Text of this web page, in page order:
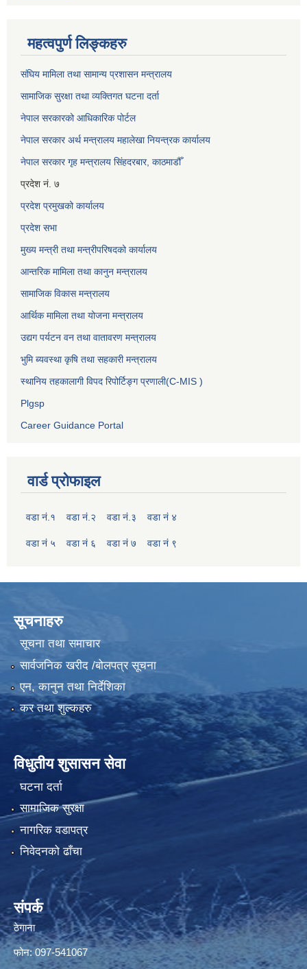
महत्वपुर्ण लिङ्कहरु
संघिय मामिला तथा सामान्य प्रशासन मन्त्रालय
सामाजिक सुरक्षा तथा व्यक्तिगत घटना दर्ता
नेपाल सरकारको आधिकारिक पोर्टल
नेपाल सरकार अर्थ मन्त्रालय महालेखा नियन्त्रक कार्यालय
नेपाल सरकार गृह मन्त्रालय सिंहदरबार, काठमाडौँ
प्रदेश नं. ७
प्रदेश प्रमुखको कार्यालय
प्रदेश सभा
मुख्य मन्त्री तथा मन्त्रीपरिषदको कार्यालय
आन्तरिक मामिला तथा कानुन मन्त्रालय
सामाजिक विकास मन्त्रालय
आर्थिक मामिला तथा योजना मन्त्रालय
उद्यग पर्यटन वन तथा वातावरण मन्त्रालय
भुमि ब्यवस्था कृषि तथा सहकारी मन्त्रालय
स्थानिय तहकालागी विपद रिपोर्टिङ्ग प्रणाली(C-MIS )
Plgsp
Career Guidance Portal
वार्ड प्रोफाइल
वडा नं.१ वडा नं.२ वडा नं.३ वडा नं ४
वडा नं ५ वडा नं ६ वडा नं ७ वडा नं ९
सूचनाहरु
सूचना तथा समाचार
सार्वजनिक खरीद /बोलपत्र सूचना
एन, कानुन तथा निर्देशिका
कर तथा शुल्कहरु
विधुतीय शुसासन सेवा
घटना दर्ता
सामाजिक सुरक्षा
नागरिक वडापत्र
निवेदनको ढाँचा
संपर्क
ठेगाना
फोन: 097-541067